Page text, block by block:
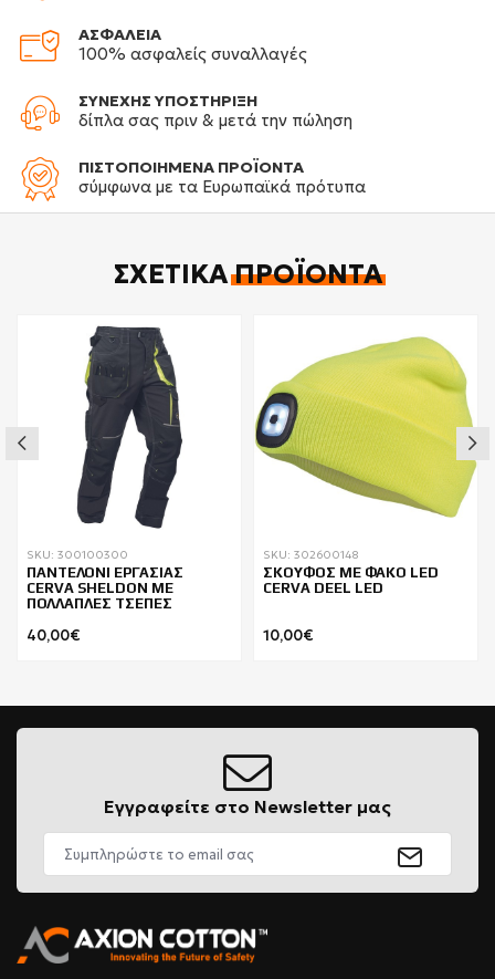
ΑΣΦΑΛΕΙΑ
100% ασφαλείς συναλλαγές
ΣΥΝΕΧΗΣ ΥΠΟΣΤΗΡΙΞΗ
δίπλα σας πριν & μετά την πώληση
ΠΙΣΤΟΠΟΙΗΜΕΝΑ ΠΡΟΪΟΝΤΑ
σύμφωνα με τα Ευρωπαϊκά πρότυπα
ΣΧΕΤΙΚΆΠΡΟΪΌΝΤΑ
SKU: 300100300
ΠΑΝΤΕΛΟΝΙ ΕΡΓΑΣΙΑΣ
CERVA SHELDON ΜΕ
ΠΟΛΛΑΠΛΕΣ ΤΣΕΠΕΣ
40,00€
SKU: 302600148
ΣΚΟΥΦΟΣ ΜΕ ΦΑΚΟ LED
CERVA DEEL LED
10,00€
Εγγραφείτε στο Newsletter μας